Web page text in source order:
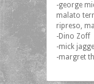
-george
malato
ripreso,
-Dino Zoff
-mick
-margret